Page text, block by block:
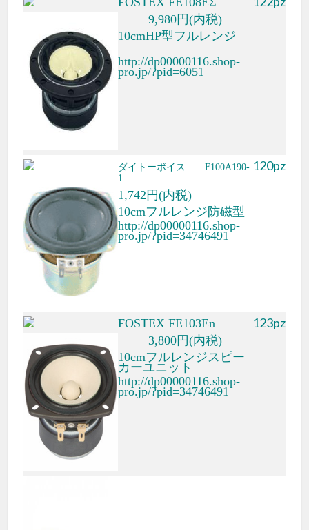
9,980円(内税)
10cmHP型フルレンジ
http://dp00000116.shop-
pro.jp/?pid=6051
ダイトーボイス F100A190-
1
1,742円(内税)
10cmフルレンジ防磁型
http://dp00000116.shop-
pro.jp/?pid=34746491
120pz
FOSTEX FE103En
3,800円(内税)
10cmフルレンジスピー
カーユニット
http://dp00000116.shop-
pro.jp/?pid=34746491
123pz